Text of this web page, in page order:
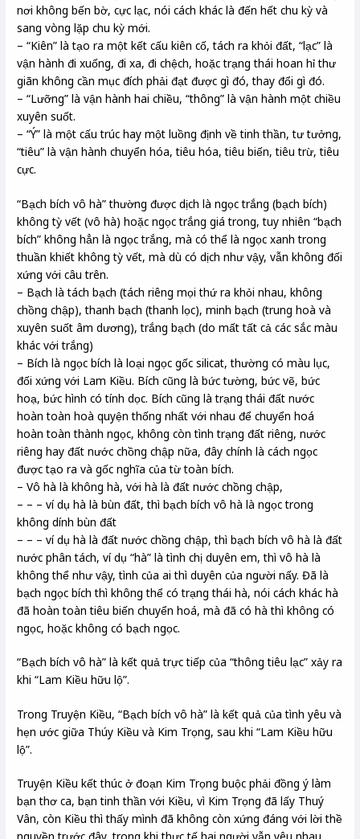
nơi không bến bờ, cực lạc, nói cách khác là đến hết chu kỳ và
sang vòng lặp chu kỳ mới.
– “Kiên” là tạo ra một kết cấu kiên cố, tách ra khỏi đất, “lạc” là
vận hành đi xuống, đi xa, đi chệch, hoặc trạng thái hoan hỉ thư
giãn không cần mục đích phải đạt được gì đó, thay đổi gì đó.
– “Lưỡng” là vận hành hai chiều, “thông” là vận hành một chiều
xuyên suốt.
– “Ý” là một cấu trúc hay một luồng định về tinh thần, tư tưởng,
“tiêu” là vận hành chuyển hóa, tiêu hóa, tiêu biến, tiêu trừ, tiêu
cực.
“Bạch bích vô hà” thường được dịch là ngọc trắng (bạch bích)
không tỳ vết (vô hà) hoặc ngọc trắng giá trong, tuy nhiên “bạch
bích” không hẳn là ngọc trắng, mà có thể là ngọc xanh trong
thuần khiết không tỳ vết, mà dù có dịch như vậy, vẫn không đối
xứng với câu trên.
– Bạch là tách bạch (tách riêng mọi thứ ra khỏi nhau, không
chồng chập), thanh bạch (thanh lọc), minh bạch (trung hoà và
xuyên suốt âm dương), trắng bạch (do mất tất cả các sắc màu
khác với trắng)
– Bích là ngọc bích là loại ngọc gốc silicat, thường có màu lục,
đối xứng với Lam Kiều. Bích cũng là bức tường, bức vẽ, bức
hoạ, bức hình có tính dọc. Bích cũng là trạng thái đất nước
hoàn toàn hoà quyện thống nhất với nhau để chuyển hoá
hoàn toàn thành ngọc, không còn tình trạng đất riêng, nước
riêng hay đất nước chồng chập nữa, đây chính là cách ngọc
được tạo ra và gốc nghĩa của từ toàn bích.
– Vô hà là không hà, với hà là đất nước chồng chập,
– – – ví dụ hà là bùn đất, thì bạch bích vô hà là ngọc trong
không dính bùn đất
– – – ví dụ hà là đất nước chồng chập, thì bạch bích vô hà là đất
nước phân tách, ví dụ “hà” là tình chị duyên em, thì vô hà là
không thể như vậy, tình của ai thì duyên của người nấy. Đã là
bạch ngọc bích thì không thể có trạng thái hà, nói cách khác hà
đã hoàn toàn tiêu biến chuyển hoá, mà đã có hà thì không có
ngọc, hoặc không có bạch ngọc.
“Bạch bích vô hà” là kết quả trực tiếp của “thông tiêu lạc” xảy ra
khi “Lam Kiều hữu lộ”.
Trong Truyện Kiều, “Bạch bích vô hà” là kết quả của tình yêu và
hẹn ước giữa Thúy Kiều và Kim Trọng, sau khi “Lam Kiều hữu
lộ”.
Truyện Kiều kết thúc ở đoạn Kim Trọng buộc phải đồng ý làm
bạn thơ ca, bạn tinh thần với Kiều, vì Kim Trọng đã lấy Thuý
Vân, còn Kiều thì thấy mình đã không còn xứng đáng với lời thề